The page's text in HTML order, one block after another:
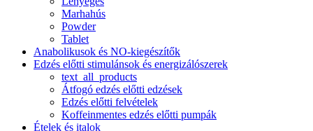
Marhahús
Powder
Tablet
Anabolikusok és NO-kiegészítők
Edzés előtti stimulánsok és energizálószerek
text_all_products
Átfogó edzés előtti edzések
Edzés előtti felvételek
Koffeinmentes edzés előtti pumpák
Ételek és italok